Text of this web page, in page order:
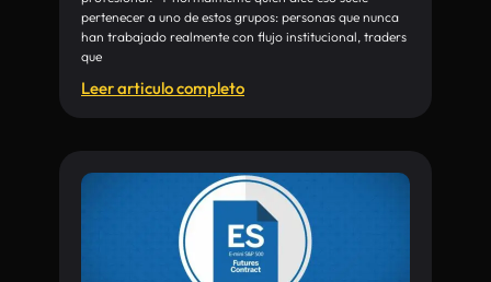
pertenecer a uno de estos grupos: personas que nunca
han trabajado realmente con flujo institucional, traders
que
Leer articulo completo